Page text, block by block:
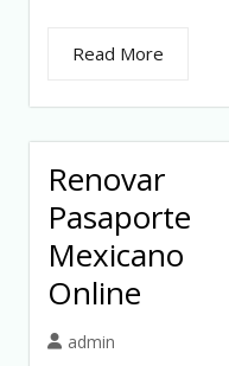
Read More
Renovar
Pasaporte
Mexicano
Online
admin